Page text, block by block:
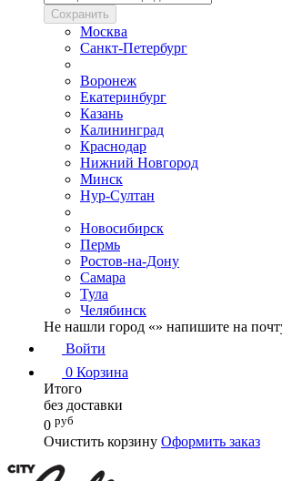
Сохранить
Москва
Санкт-Петербург
Воронеж
Екатеринбург
Казань
Калининград
Краснодар
Нижний Новгород
Минск
Нур-Султан
Новосибирск
Пермь
Ростов-на-Дону
Самара
Тула
Челябинск
Не нашли город «» напишите на
Войти
0 Корзина
Итого
без доставки
0 руб
Очистить корзину Оформить заказ